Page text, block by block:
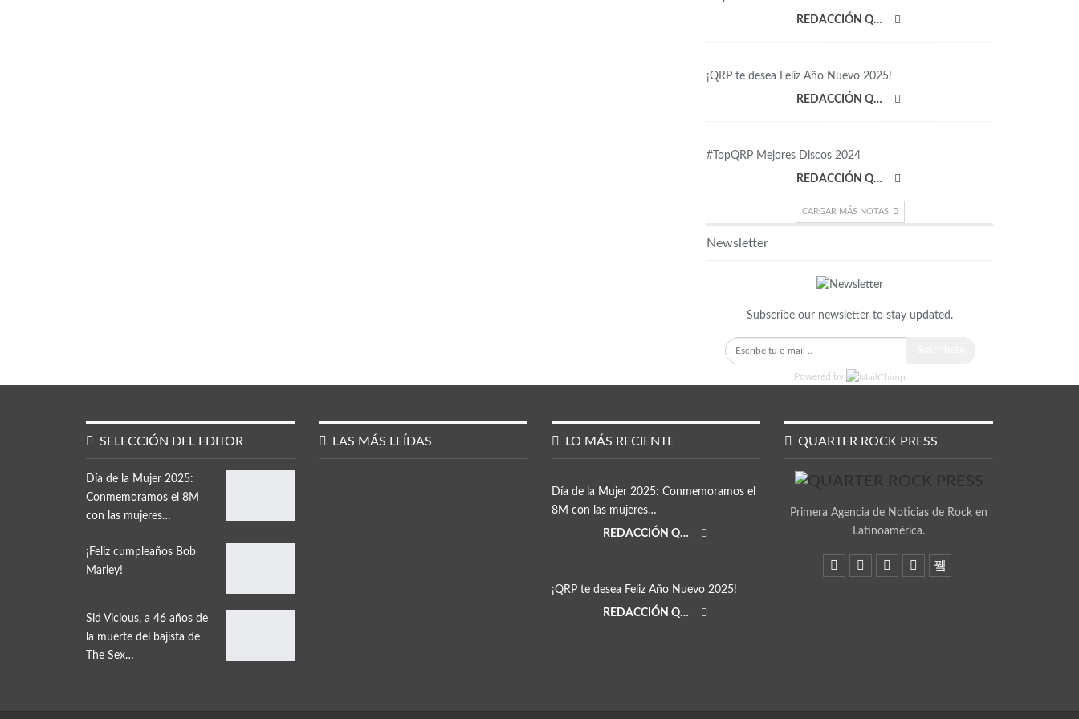
REDACCIÓN QRP
¡QRP te desea Feliz Año Nuevo 2025!
REDACCIÓN QRP
#TopQRP Mejores Discos 2024
REDACCIÓN QRP
CARGAR MÁS NOTAS
Newsletter
Subscribe our newsletter to stay updated.
Powered by
SELECCIÓN DEL EDITOR
Día de la Mujer 2025:
Conmemoramos el 8M
con las mujeres…
¡Feliz cumpleaños Bob
Marley!
Sid Vicious, a 46 años de
la muerte del bajista de
The Sex…
LAS MÁS LEÍDAS LO MÁS RECIENTE
Día de la Mujer 2025: Conmemoramos el
8M con las mujeres…
REDACCIÓN QRP
¡QRP te desea Feliz Año Nuevo 2025!
REDACCIÓN QRP
QUARTER ROCK PRESS
Primera Agencia de Noticias de Rock en
Latinoamérica.